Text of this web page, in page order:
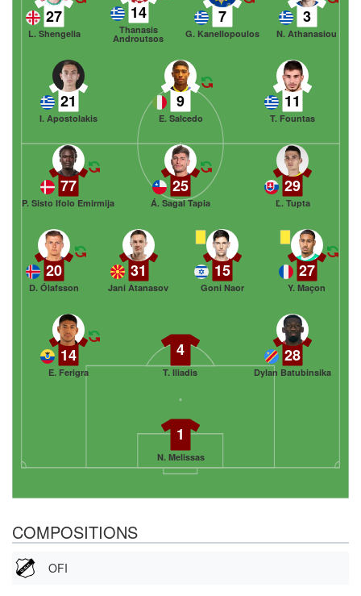
3
N. Athanasiou
7
G. Kanellopoulos
14
Thanasis
Androutsos
27
L. Shengelia
11
T. Fountas
9
E. Salcedo
21
I. Apostolakis
1
N. Melissas
14
E. Ferigra
4
T. Iliadis
28
Dylan Batubinsika
20
D. Ólafsson
31
Jani Atanasov
15
Goni Naor
27
Y. Maçon
77
P. Sisto Ifolo Emirmija
25
Á. Sagal Tapia
29
Ľ. Tupta
COMPOSITIONS
OFI